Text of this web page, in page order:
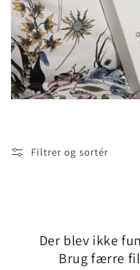
Filtrer og sortér
Der blev ikke
Brug færre